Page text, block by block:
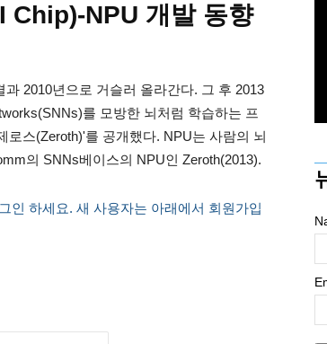
Chip)-NPU 개발 동향
2010년으로 거슬러 올라간다. 그 후 2013
를 모방한 뇌처럼 학습하는 프
로스(Zeroth)'를 공개했다. NPU는 사람의 뇌
의 SNNs베이스의 NPU인 Zeroth(2013).
인 하세요. 새 사용자는 아래에서 회원가입